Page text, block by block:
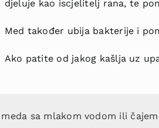
djeluje kao iscjelitelj rana, te
Med također ubija bakterije i
Ako patite od jakog kašlja uz
sa mlakom vodom ili